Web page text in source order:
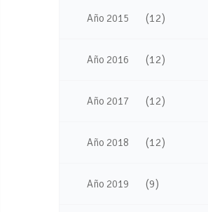
Año 2015 (12)
Año 2016 (12)
Año 2017 (12)
Año 2018 (12)
Año 2019 (9)